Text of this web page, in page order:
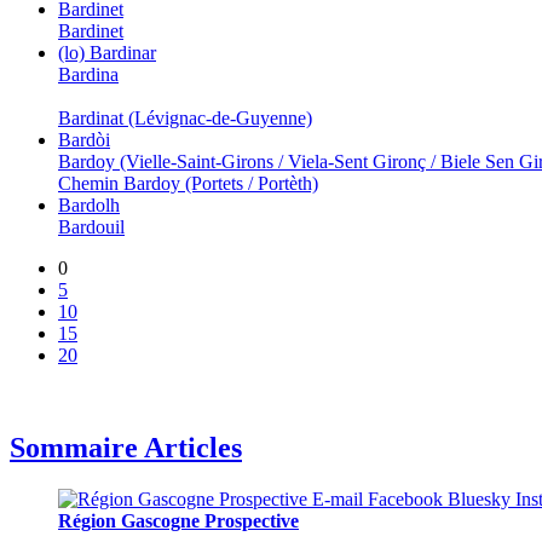
Bardinet
Bardinet
(lo) Bardinar
Bardina
Bardinat (Lévignac-de-Guyenne)
Bardòi
Bardoy (Vielle-Saint-Girons / Viela-Sent Gironç / Biele Sen
Chemin Bardoy (Portets / Portèth)
Bardolh
Bardouil
0
5
10
15
20
Sommaire Articles
Région Gascogne Prospective